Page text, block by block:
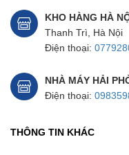
KHO HÀNG HÀ
Thanh Trì, Hà Nội
Điện thoại:
NHÀ MÁY HẢI
Điện thoại:
THÔNG TIN KHÁC